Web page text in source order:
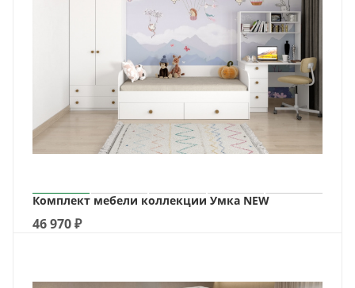
Комплект мебели коллекции Умка NEW
46 970₽